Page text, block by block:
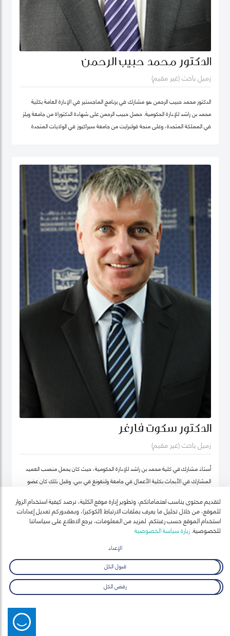
الدكتور محمد حبيب الرحمن
زميل باحث (غير مقيم)
الدكتور محمد حبيب الرحمن هو مشارك في برنامج الماجستير في الإدارة العامة بكلية
محمد بن راشد للإدارة الحكومية. حصل حبيب الرحمن على شهادة الدكتوراة من جامعة ويلز
في المملكة المتحدة، وعلى منحة فولبرايت من جامعة سيراكيوز في الولايات المتحدة
الجامعات، ومنها جامعة دكا (بنغلاديش)، وجامعة ليكهيد (كندا)، وجامعة ساوث باسيفيك
(فيجي)، وجامعة بروناي دار السلام (بروناي). وخلال عمله في جامعة بروناي دار السلام،
عمل في كلية الأعمال، والاقتصاد والدراسات السياسية ومعهد الدراسات السياسية كقائد
برنامج لدراسات الخريجين. ومنذ بداية مسيرته المهنية الأكاديمية، تميز الدكتور حبيب الرحمن
بنشاط كبير في إجراء البحوث حيث نشرت العديد من بحوثه في دوريات محكمة وله أيضاً
عدد من الكتب التي قام بتحريرها. كما قدم أوراقاً، وأدار جلسات حوارية في عدة مؤتمرات
الدكتور سكوت فارغر
زميل باحث (غير مقيم)
أستاذ مشارك في كلية محمد بن راشد للإدارة الحكومية، حيث كان يحمل منصب العميد
المشارك في الأبحاث بكلية الأعمال في جامعة ولنغونغ في دبي. وقبل ذلك كان عضو
نيوزيلندا لدراسات سوق العمل (معهد أبحاث العمل في نيوزيلندا حالياً).
لتقديم محتوى يناسب اهتماماتكم، وتطوير إدارة موقع الكلية، نرصد كيفية استخدام الزوار
للموقع، من خلال تحليل ما يعرف بملفات الارتباط (الكوكيز)، وبمقدوركم تعديل إعدادات
استخدام الموقع حسب رغبتكم. لمزيد من المعلومات، يرجع الاطلاع على سياساتنا
للخصوصية.زيارة سياسة الخصوصية
الإعداد
قبول الكل
رفض الكل